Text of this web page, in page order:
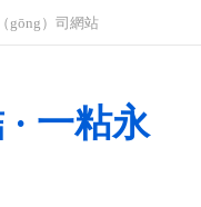
gōng）司網站
一粘永